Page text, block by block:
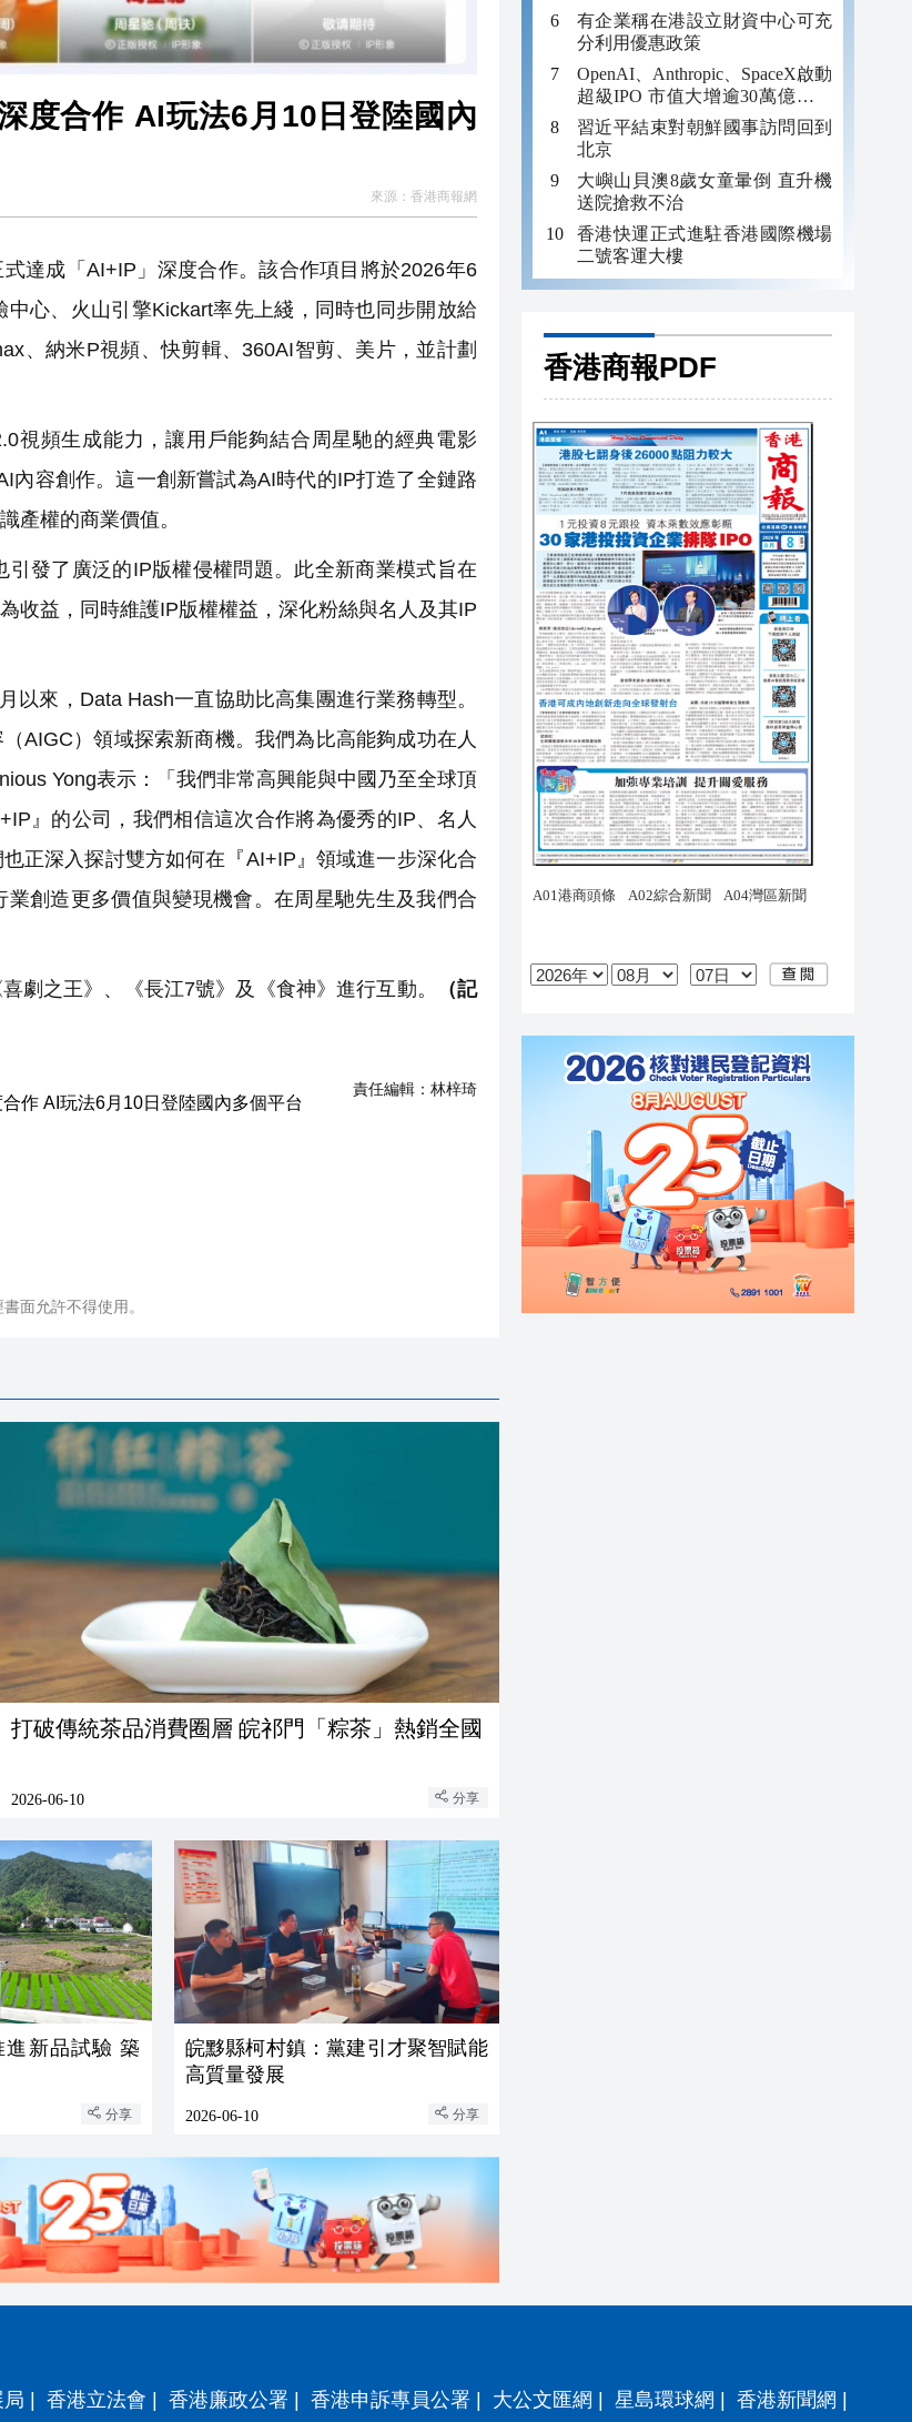
日登陸國內
來源： 香港商報網
達成「AI+IP」深度合作。該合作項目將於2026年6
心、火山引擎Kickart率先上綫，同時也同步開放給
、納米P視頻、快剪輯、360AI智剪、美片，並計劃
頻生成能力，讓用戶能夠結合周星馳的經典電影
容創作。這一創新嘗試為AI時代的IP打造了全鏈路
產權的商業價值。
發了廣泛的IP版權侵權問題。此全新商業模式旨在
收益，同時維護IP版權權益，深化粉絲與名人及其IP
來，Data Hash一直協助比高集團進行業務轉型。
AIGC）領域探索新商機。我們為比高能夠成功在人
Yong表示：「我們非常高興能與中國乃至全球頂
』的公司，我們相信這次合作將為優秀的IP、名人
正深入探討雙方如何在『AI+IP』領域進一步深化合
創造更多價值與變現機會。在周星馳先生及我們合
之王》、《長江7號》及《食神》進行互動。
（記
責任編輯： 林梓琦
面允許不得使用。
打破傳統茶品消費圈層 皖祁門「粽茶」熱銷全國
2026-06-10 分享
新品試驗 築
分享
皖黟縣柯村鎮：黨建引才聚智賦能
高質量發展
2026-06-10 分享
進駐北都
有企業稱在港設立財資中心可充
分利用優惠政策
OpenAI、Anthropic、SpaceX啟動
超級IPO 市值大增逾30萬億或刺
穿AI泡沫
習近平結束對朝鮮國事訪問回到
北京
大嶼山貝澳8歲女童暈倒 直升機
送院搶救不治
香港快運正式進駐香港國際機場
二號客運大樓
香港商報PDF
香港立法會 香港廉政公署 香港申訴專員公署 大公文匯網 星島環球網 香港新聞網